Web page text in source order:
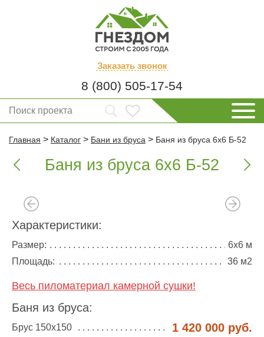
Заказать звонок
8 (800) 505-17-54
Главная > Каталог > Бани из бруса > Баня из бруса 6х6 Б-52
 Баня из бруса 6х6 Б-52 
Характеристики:
Размер:
6х6 м
Площадь:
36 м2
Весь пиломатериал камерной сушки!
Баня из бруса:
Брус 150х150 1 420 000 руб.